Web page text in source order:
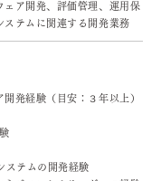
ェア開発、評価管理、運用保
ステムに関連する開発業務
開発経験（目安：３年以上）
ステムの開発経験